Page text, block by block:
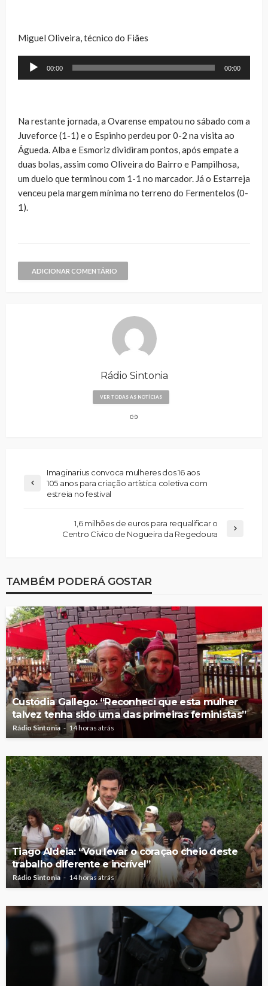
Miguel Oliveira, técnico do Fiães
Reprodutor
00:00 00:00
Na restante jornada, a Ovarense empatou no sábado com a
Juveforce (1-1) e o Espinho perdeu por 0-2 na visita ao
Águeda. Alba e Esmoriz dividiram pontos, após empate a
duas bolas, assim como Oliveira do Bairro e Pampilhosa,
um duelo que terminou com 1-1 no marcador. Já o Estarreja
venceu pela margem mínima no terreno do Fermentelos (0-
1).
ADICIONAR COMENTÁRIO
Rádio Sintonia
VER TODAS AS NOTÍCIAS
Imaginarius convoca mulheres dos 16 aos
105 anos para criação artística coletiva com
estreia no festival
1,6 milhões de euros para requalificar o
Centro Cívico de Nogueira da Regedoura
TAMBÉM PODERÁ GOSTAR
Custódia Gallego: “Reconheci que esta mulher
talvez tenha sido uma das primeiras feministas”
Rádio Sintonia 14 horas atrás
Tiago Aldeia: “Vou levar o coração cheio deste
trabalho diferente e incrível”
Rádio Sintonia 14 horas atrás